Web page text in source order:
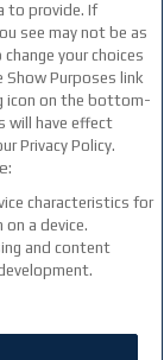
to provide. If
see may not be as
your choices
Purposes link
icon on the bottom-
will have effect
Privacy Policy.
characteristics for
a device.
and content